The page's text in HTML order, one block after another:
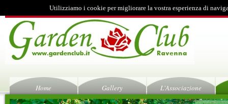
Utilizziamo i cookie per migliorare la vostra esperienza di
Home Gallery L'Associazione